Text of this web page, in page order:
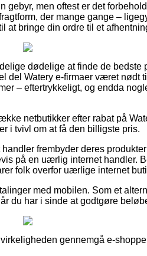
men oftest er det
der mange gange –
at bringe din ordre til et
dødelige at finde de bedste
del Watery e-firmaer været nødt
– eftertrykkeligt, og endda
netbutikker efter rabat på
i tvivl om at få den billigste pris.
frembyder deres
på en uærlig internet handler.
folk overfor uærlige internet
med mobilen. Som et
du har i sinde at godtgøre
gennemgå e-